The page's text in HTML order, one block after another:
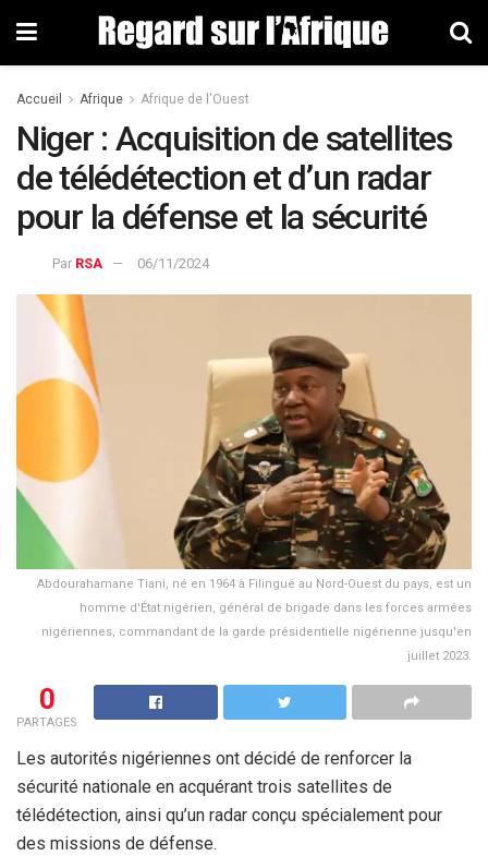
Accueil Afrique Afrique de l'Ouest
Niger : Acquisition de satellites
de télédétection et d’un radar
pour la défense et la sécurité
Par RSA 06/11/2024
Abdourahamane Tiani, né en 1964 à Filingué au Nord-Ouest du pays, est un
homme d'État nigérien, général de brigade dans les forces armées
nigériennes, commandant de la garde présidentielle nigérienne jusqu'en
juillet 2023.
0
PARTAGES
Les autorités nigériennes ont décidé de renforcer la
sécurité nationale en acquérant trois satellites de
télédétection, ainsi qu’un radar conçu spécialement pour
des missions de défense.